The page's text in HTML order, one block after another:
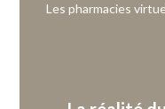
Les pharmacies